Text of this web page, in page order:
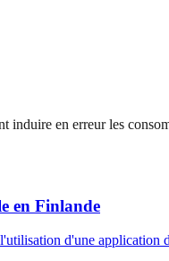
en erreur les
en Finlande
d'une